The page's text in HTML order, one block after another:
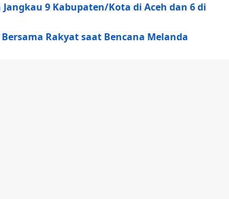
9 Kabupaten/Kota di Aceh dan 6 di
Rakyat saat Bencana Melanda